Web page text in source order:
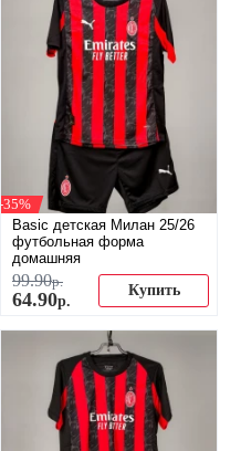
-35%
Basic детская Милан 25/26
футбольная форма
домашняя
99.90р.
64.90р.
Купить